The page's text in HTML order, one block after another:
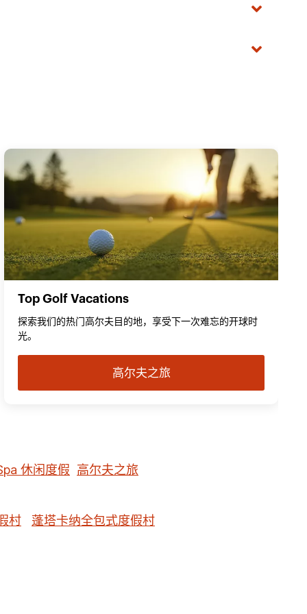
Top Golf Vacations
探索我们的热门高尔夫目的地，享受下一次难忘的开球时
光。
高尔夫之旅
休闲度假 高尔夫之旅
村 蓬塔卡纳全包式度假村